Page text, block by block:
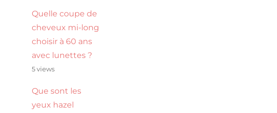
Quelle coupe de
cheveux mi-long
choisir à 60 ans
avec lunettes ?
5 views
Que sont les
yeux hazel